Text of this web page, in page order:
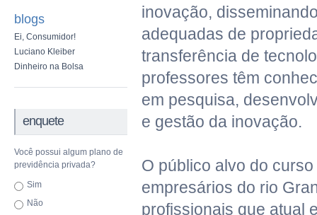
blogs
Ei, Consumidor!
Luciano Kleiber
Dinheiro na Bolsa
enquete
Você possui algum plano de
previdência privada?
Sim
Não
inovação,
adequadas de
transferência de
professores têm
em pesquisa,
e gestão da inovação.
O público alvo do
empresários do rio
profissionais que atual